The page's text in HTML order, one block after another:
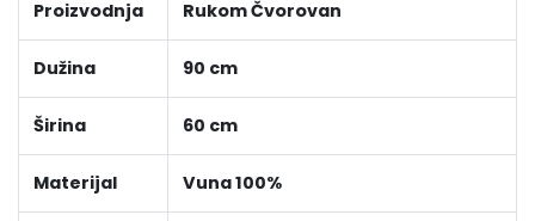
Proizvodnja Rukom Čvorovan
Dužina 90 cm
Širina 60 cm
Materijal Vuna 100%